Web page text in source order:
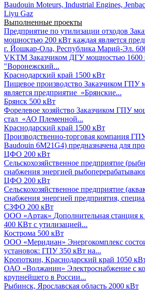
Baudouin Moteurs, Industrial Engines,
Liyu Gaz
Выполненные проекты
Предприятие по утилизации отходов
мощностью 200 кВт каждая является
г. Йошкар-Ола, Республика Марий-Эл.
VKTM Заказчиком ДГУ мощностью
"Воронежский...
Краснодарский край 1500 кВт
Пищевое производство Заказчиком ГПУ
является предприятие «Брянские...
Брянск 500 кВт
Форелевое хозяйство Заказчиком ГПУ
стал «АО Племенной...
Краснодарский край 1500 кВт
Производственно-торговая компания ГПУ
Baudouin 6M21G4) предназначена для
ЦФО 200 кВт
Сельскохозяйственное предприятие
снабжения энергией
ЦФО 200 кВт
Сельскохозяйственное предприятие
снабжения энергией предприятия,
СЗФО 200 кВт
ООО «Артак» Дополнительная станция
400 КВт с утилизацией...
Кострома 500 кВт
ООО «Меридиан» Энергокомплекс
установок: ГПУ 350 кВт на...
Кропоткин, Краснодарский край 1050
ОАО «Волжанин» Электроснабжение с
крупнейшего в России...
Рыбинск, Ярославская область 2000 кВт